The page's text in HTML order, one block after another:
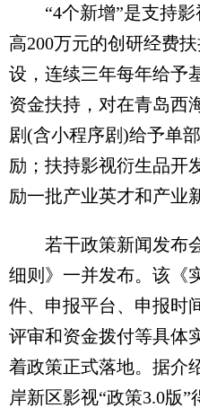
“4个新增”是支持影
高200万元的创研经费
设，连续三年每年给予
资金扶持，对在青岛西
剧(含小程序剧)给予单
励；扶持影视衍生品开
励一批产业英才和产业
若干政策新闻发布会
细则》一并发布。该《
件、申报平台、申报时
评审和资金拨付等具体
着政策正式落地。据介
岸新区影视“政策3.0版